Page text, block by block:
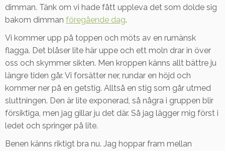
dimman. Tänk om vi hade fått uppleva det som dolde sig
bakom dimman föregående dag.
Vi kommer upp på toppen och möts av en rumänsk
flagga. Det blåser lite här uppe och ett moln drar in över
oss och skymmer sikten. Men kroppen känns allt bättre ju
längre tiden går. Vi forsätter ner, rundar en höjd och
kommer ner på en getstig. Alltså en stig som går utmed
sluttningen. Den är lite exponerad, så några i gruppen blir
försiktiga, men jag gillar ju det där. Så jag lägger mig först i
ledet och springer på lite.
Benen känns riktigt bra nu. Jag hoppar fram mellan